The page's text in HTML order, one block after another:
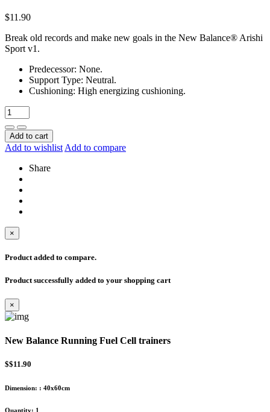
$11.90
Break old records and make new goals in the New Balance® Arishi
Sport v1.
Predecessor: None.
Support Type: Neutral.
Cushioning: High energizing cushioning.
Add to cart
Add to wishlist Add to compare
Share
×
Product added to compare.
Product successfully added to your shopping cart
×
New Balance Running Fuel Cell trainers
$$11.90
Dimension: : 40x60cm
Quantity: 1